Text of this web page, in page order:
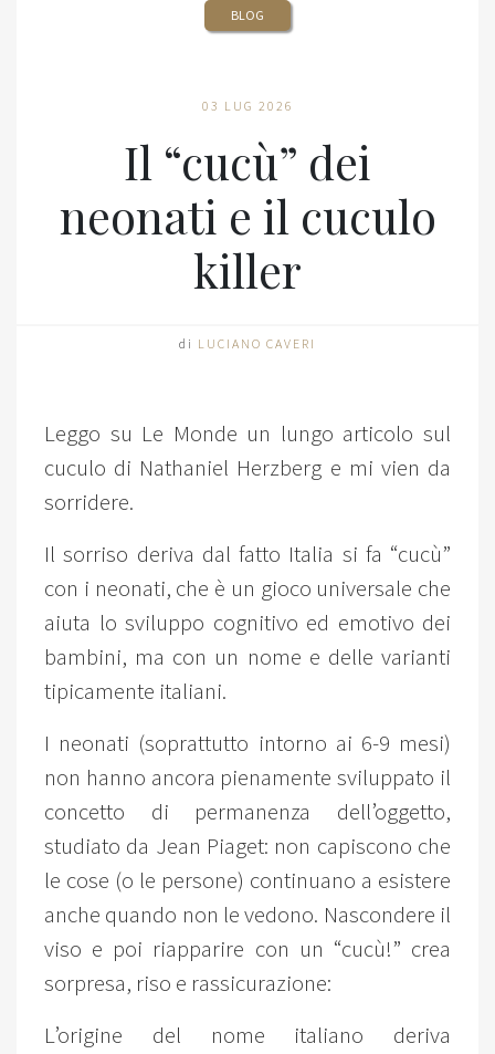
BLOG
03 LUG 2026
Il “cucù” dei
neonati e il cuculo
killer
di LUCIANO CAVERI
Leggo su Le Monde un lungo articolo sul
cuculo di Nathaniel Herzberg e mi vien da
sorridere.
Il sorriso deriva dal fatto Italia si fa “cucù”
con i neonati, che è un gioco universale che
aiuta lo sviluppo cognitivo ed emotivo dei
bambini, ma con un nome e delle varianti
tipicamente italiani.
I neonati (soprattutto intorno ai 6-9 mesi)
non hanno ancora pienamente sviluppato il
concetto di permanenza dell’oggetto,
studiato da Jean Piaget: non capiscono che
le cose (o le persone) continuano a esistere
anche quando non le vedono. Nascondere il
viso e poi riapparire con un “cucù!” crea
sorpresa, riso e rassicurazione:
L’origine del nome italiano deriva